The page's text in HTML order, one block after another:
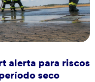
alerta para riscos
seco